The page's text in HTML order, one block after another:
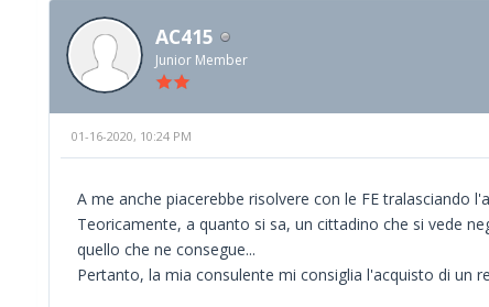
AC415
Junior Member
01-16-2020, 10:24 PM
A me anche piacerebbe risolvere con le FE tralasciando
Teoricamente, a quanto si sa, un cittadino che si vede
quello che ne consegue...
Pertanto, la mia consulente mi consiglia l'acquisto di un